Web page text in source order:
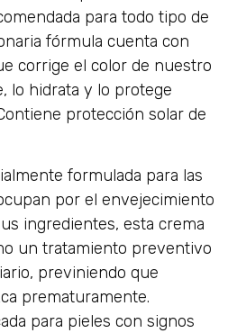
para todo tipo de
fórmula cuenta con
corrige el color de nuestro
lo hidrata y lo protege
protección solar de
formulada para las
por el envejecimiento
ingredientes, esta crema
un tratamiento preventivo
previniendo que
prematuramente.
para pieles con signos